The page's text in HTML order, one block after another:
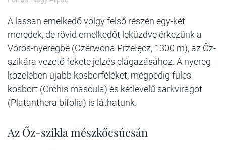
A lassan emelkedő völgy felső részén egy-két
meredek, de rövid emelkedőt leküzdve érkezünk a
Vörös-nyeregbe (Czerwona Przełęcz, 1300 m), az Őz-
szikára vezető fekete jelzés elágazásához. A nyereg
közelében újabb kosborféléket, mégpedig füles
kosbort (Orchis mascula) és kétlevelű sarkvirágot
(Platanthera bifolia) is láthatunk.
Az Őz-szikla mészkőcsúcsán